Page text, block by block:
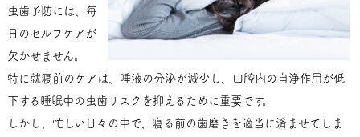
虫歯予防には、毎
日のセルフケアが
欠かせません。
特に就寝前のケアは、唾液の分泌が減少し、口腔内の自浄作用が低
下する睡眠中の虫歯リスクを抑えるために重要です。
しかし、忙しい日々の中で、寝る前の歯磨きを適当に済ませてしま